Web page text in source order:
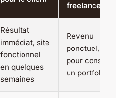
freelance
Résultat
immédiat, site
fonctionnel
en quelques
semaines
Revenu
ponctuel,
pour
un portfolio